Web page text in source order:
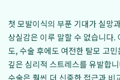
첫 모발이식의 부푼 기대가 실망
상실감은 이루 말할 수 없습니다.
도, 수술 후에도 여전한 탈모 고
깊은 심리적 스트레스를 유발합
수술은 훨씬 더 신중한 접근과